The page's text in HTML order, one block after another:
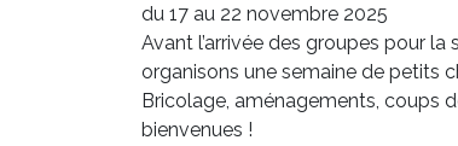
du 17 au 22 novembre 2025
Avant l’arrivée des groupes pour la
organisons une semaine de petits
Bricolage, aménagements, coups
bienvenues !